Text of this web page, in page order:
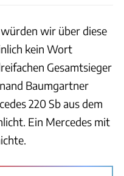
würden wir über diese
kein Wort
Gesamtsieger
Baumgartner
220 Sb aus dem
Ein Mercedes mit